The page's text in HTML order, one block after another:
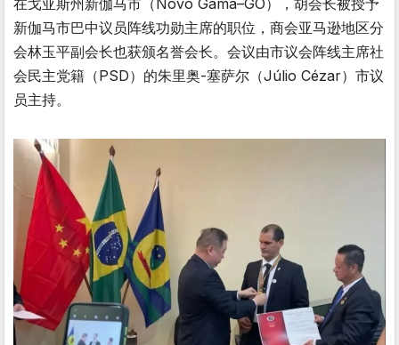
在戈亚斯州新伽马市（Novo Gama–GO），胡会长被授予
新伽马市巴中议员阵线功勋主席的职位，商会亚马逊地区分
会林玉平副会长也获颁名誉会长。会议由市议会阵线主席社
会民主党籍（PSD）的朱里奥-塞萨尔（Júlio Cézar）市议
员主持。